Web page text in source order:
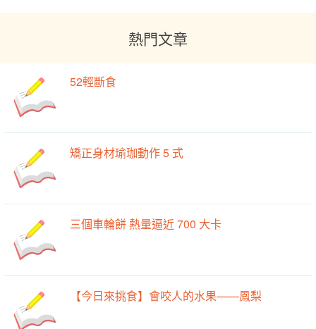
熱門文章
52輕斷食
矯正身材瑜珈動作 5 式
三個車輪餅 熱量逼近 700 大卡
【今日來挑食】會咬人的水果——鳳梨